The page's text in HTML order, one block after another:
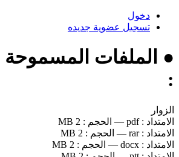
دخول
تسجيل عضوية جديده
● الملفات المسموحة
:
الزوار
الامتداد :pdf
— الحجم : 2 MB
الامتداد :rar
— الحجم : 2 MB
الامتداد : docx
— الحجم : 2 MB